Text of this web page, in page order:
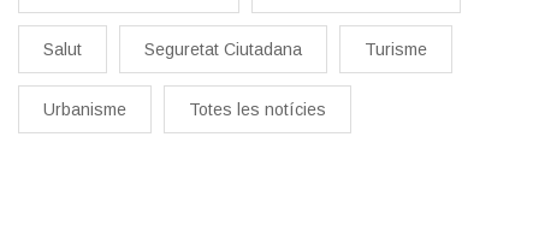
Salut Seguretat Ciutadana Turisme
Urbanisme Totes les notícies